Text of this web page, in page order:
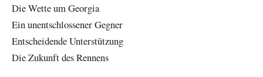
Die Wette um Georgia
Ein unentschlossener Gegner
Entscheidende Unterstützung
Die Zukunft des Rennens